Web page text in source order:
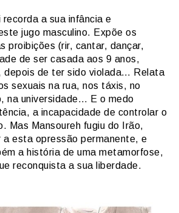
recorda a sua infância e
jugo masculino. Expõe os
proibições (rir, cantar, dançar,
de ser casada aos 9 anos,
depois de ter sido violada… Relata
sexuais na rua, nos táxis, no
na universidade… E o medo
a incapacidade de controlar o
Mas Mansoureh fugiu do Irão,
a esta opressão permanente, e
a história de uma metamorfose,
reconquista a sua liberdade.